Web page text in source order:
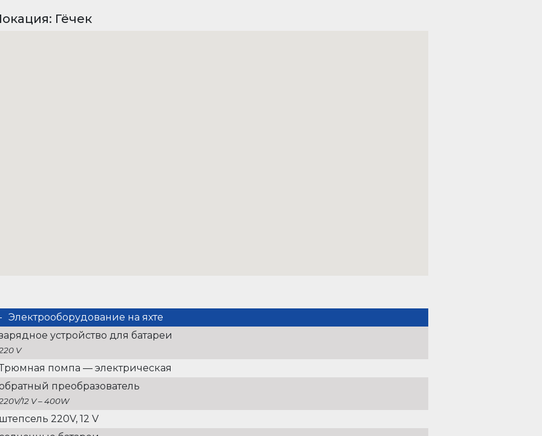
Гёчек
Электрооборудование на яхте
устройство для батареи
V
помпа — электрическая
преобразователь
12 V – 400W
220V, 12 V